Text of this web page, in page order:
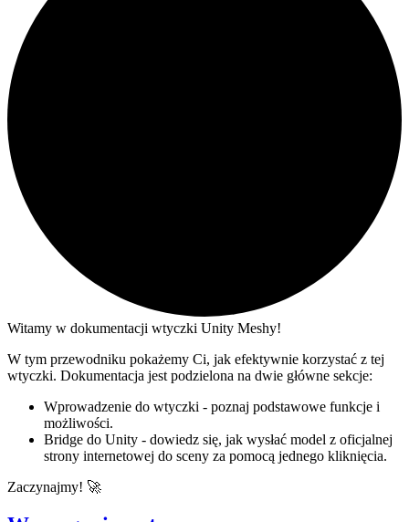
Witamy w dokumentacji wtyczki Unity Meshy!
W tym przewodniku pokażemy Ci, jak efektywnie korzystać z tej
wtyczki. Dokumentacja jest podzielona na dwie główne sekcje:
Wprowadzenie do wtyczki - poznaj podstawowe funkcje i
możliwości.
Bridge do Unity - dowiedz się, jak wysłać model z oficjalnej
strony internetowej do sceny za pomocą jednego kliknięcia.
Zaczynajmy! 🚀